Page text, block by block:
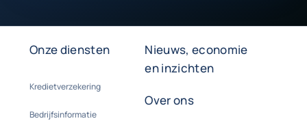
Onze diensten
Kredietverzekering
Bedrijfsinformatie
Nieuws, economie
en inzichten
Over ons